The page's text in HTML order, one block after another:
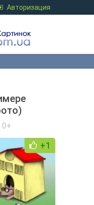
Авторизация
0+
+1